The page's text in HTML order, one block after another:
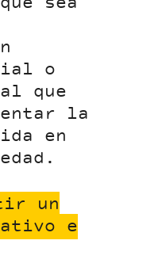
o
que
la
en
un
e